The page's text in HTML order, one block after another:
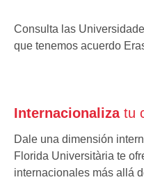
Consulta las
que tenemos acuerdo
Internacionalizatu
Dale una dimensión
Florida Universitària te
internacionales más allá